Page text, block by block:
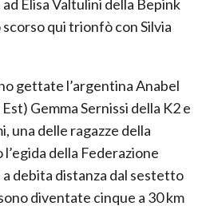
Elisa Valtulini della Bepink
qui trionfò con Silvia
gettate l’argentina Anabel
Gemma Sernissi della K2 e
una delle ragazze della
della Federazione
debita distanza dal sestetto
diventate cinque a 30 km